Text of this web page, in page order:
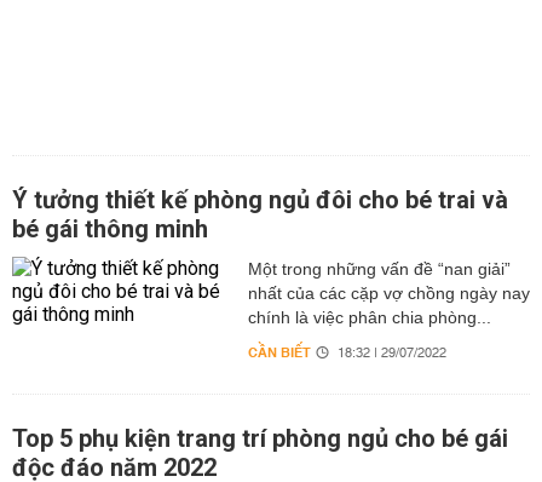
Ý tưởng thiết kế phòng ngủ đôi cho bé trai và
bé gái thông minh
Một trong những vấn đề “nan giải”
nhất của các cặp vợ chồng ngày nay
chính là việc phân chia phòng...
CẦN BIẾT 18:32 | 29/07/2022
Top 5 phụ kiện trang trí phòng ngủ cho bé gái
độc đáo năm 2022